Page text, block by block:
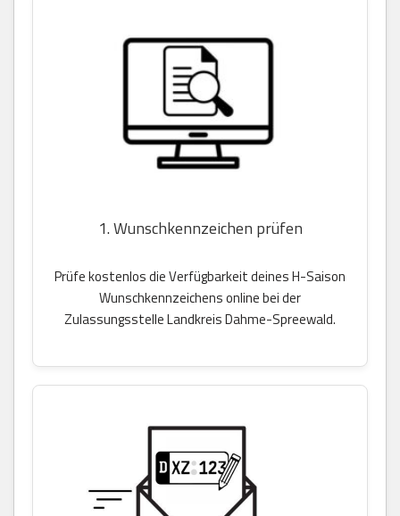
1. Wunschkennzeichen prüfen
Prüfe kostenlos die Verfügbarkeit deines H-Saison
Wunschkennzeichens online bei der
Zulassungsstelle Landkreis Dahme-Spreewald.